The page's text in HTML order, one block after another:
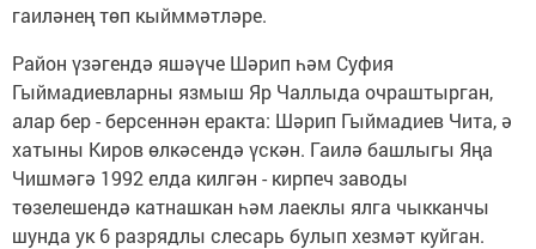
гаиләнең төп кыйммәтләре.
Район үзәгендә яшәүче Шәрип һәм Суфия
Гыймадиевларны язмыш Яр Чаллыда очраштырган,
алар бер - берсеннән еракта: Шәрип Гыймадиев Чита, ә
хатыны Киров өлкәсендә үскән. Гаилә башлыгы Яңа
Чишмәгә 1992 елда килгән - кирпеч заводы
төзелешендә катнашкан һәм лаеклы ялга чыкканчы
шунда ук 6 разрядлы слесарь булып хезмәт куйган.